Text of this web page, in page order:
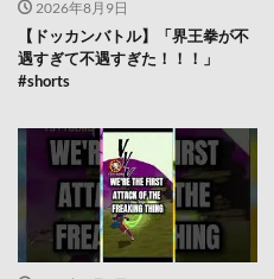
2026年8月9日
【ドッカンバトル】「界王拳が不
遇すぎて不遇すぎた！！！」
#shorts